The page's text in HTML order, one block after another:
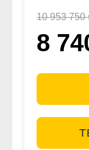
10 953 750
8